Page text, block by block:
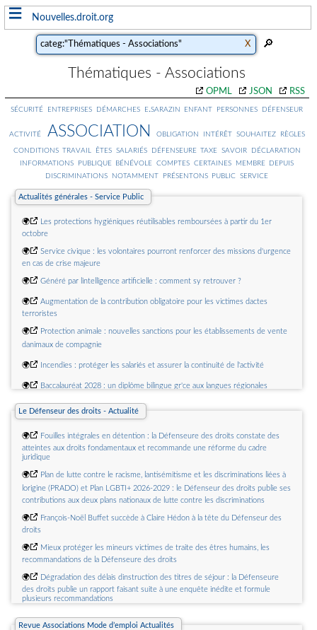
≡ Nouvelles.droit.org
Thématiques - Associations
OPML JSON RSS
sécurité entreprises démarches e.sarazin enfant personnes défenseur
activité association obligation intérêt souhaitez règles
conditions travail êtes salariés défenseure taxe savoir déclaration
informations publique bénévole comptes certaines membre depuis
discriminations notamment présentons public service
Actualités générales - Service Public
🌍
Les protections hygiéniques réutilisables remboursées à partir du 1er
octobre
🌍
Service civique : les volontaires pourront renforcer des missions d'urgence
en cas de crise majeure
🌍 Généré par lintelligence artificielle : comment sy retrouver ?
🌍
Augmentation de la contribution obligatoire pour les victimes dactes
terroristes
🌍
Protection animale : nouvelles sanctions pour les établissements de vente
danimaux de compagnie
🌍 Incendies : protéger les salariés et assurer la continuité de l'activité
🌍 Baccalauréat 2028 : un diplôme bilingue gr'ce aux langues régionales
🌍
Un élève pourra être forcé de changer décole en raison du comportement
dun de ses parents
🌍
Laide au carburant pour les entreprises du b'timent et des travaux publics
est prolongée
Le Défenseur des droits - Actualité
🌍
Fouilles intégrales en détention : la Défenseure des droits constate des
atteintes aux droits fondamentaux et recommande une réforme du cadre
juridique
🌍
Plan de lutte contre le racisme, lantisémitisme et les discriminations liées à
lorigine (PRADO) et Plan LGBTI+ 2026-2029 : le Défenseur des droits publie ses
contributions aux deux plans nationaux de lutte contre les discriminations
🌍
François-Noël Buffet succède à Claire Hédon à la tête du Défenseur des
droits
🌍
Mieux protéger les mineurs victimes de traite des êtres humains, les
recommandations de la Défenseure des droits
🌍
Dégradation des délais dinstruction des titres de séjour : la Défenseure
des droits publie un rapport faisant suite à une enquête inédite et formule
plusieurs recommandations
🌍 Retour sur le collège "déontologie de la sécurité" du 16 juin 2026
Revue Associations Mode d’emploi Actualités